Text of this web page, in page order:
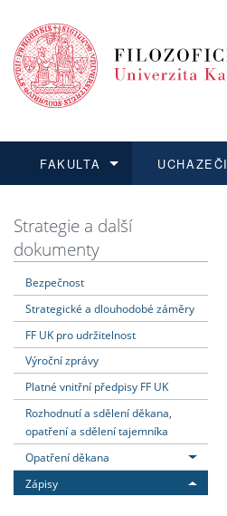
FAKULTA
Dozvědět se více
UCHAZEČI
Podat přihlášku
Dozvědět se více
Dozvědět se více
Dozvědět se více
Strategie a další
dokumenty
Bezpečnost
Strategické a dlouhodobé záměry
FF UK pro udržitelnost
Výroční zprávy
Platné vnitřní předpisy FF UK
Rozhodnutí a sdělení děkana,
opatření a sdělení tajemníka
Opatření děkana
Zápisy